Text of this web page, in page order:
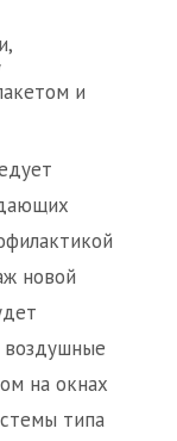
и
новой
на окнах
типа